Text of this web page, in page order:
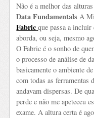
Não é a melhor das
Data Fundamentals A
Fabric que passa a incluir
aborda, ou seja, mesmo
O Fabric é o sonho de
o processo de análise de
basicamente o ambiente
com todas as ferramentas
andavam dispersas. De
perde e não me apeteceu
exame. A altura certa é